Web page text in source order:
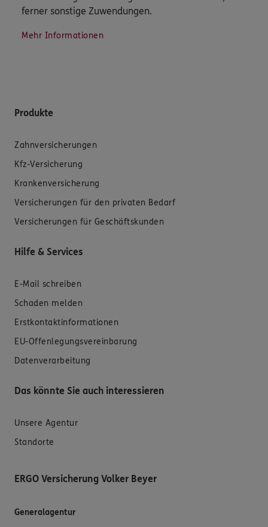
ferner sonstige Zuwendungen.
Mehr Informationen
Produkte
Zahnversicherungen
Kfz-Versicherung
Krankenversicherung
Versicherungen für den privaten Bedarf
Versicherungen für Geschäftskunden
Hilfe & Services
E-Mail schreiben
Schaden melden
Erstkontaktinformationen
EU-Offenlegungsvereinbarung
Datenverarbeitung
Das könnte Sie auch interessieren
Unsere Agentur
Standorte
ERGO Versicherung Volker Beyer
Generalagentur